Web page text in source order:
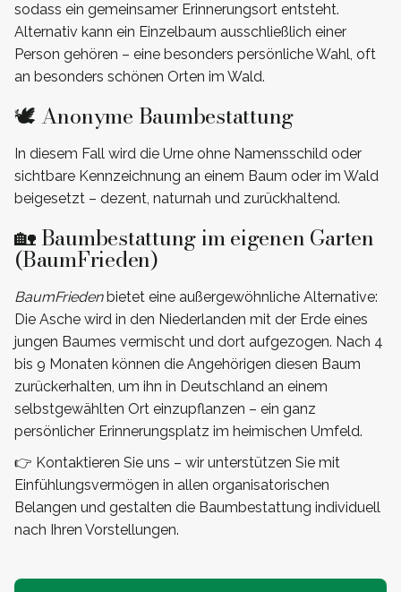
sodass ein gemeinsamer Erinnerungsort entsteht.
Alternativ kann ein Einzelbaum ausschließlich einer
Person gehören – eine besonders persönliche Wahl, oft
an besonders schönen Orten im Wald.
🕊️ Anonyme Baumbestattung
In diesem Fall wird die Urne ohne Namensschild oder
sichtbare Kennzeichnung an einem Baum oder im Wald
beigesetzt – dezent, naturnah und zurückhaltend.
🏡 Baumbestattung im eigenen Garten
(BaumFrieden)
BaumFriedenbietet eine außergewöhnliche Alternative:
Die Asche wird in den Niederlanden mit der Erde eines
jungen Baumes vermischt und dort aufgezogen. Nach 4
bis 9 Monaten können die Angehörigen diesen Baum
zurückerhalten, um ihn in Deutschland an einem
selbstgewählten Ort einzupflanzen – ein ganz
persönlicher Erinnerungsplatz im heimischen Umfeld.
👉 Kontaktieren Sie uns – wir unterstützen Sie mit
Einfühlungsvermögen in allen organisatorischen
Belangen und gestalten die Baumbestattung individuell
nach Ihren Vorstellungen.